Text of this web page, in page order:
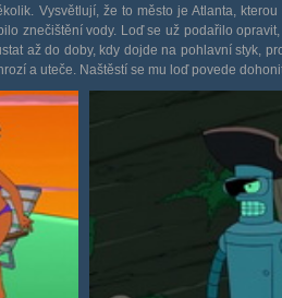
Vysvětlují, že to město je Atlanta,
znečištění vody. Loď se už podařilo
až do doby, kdy dojde na pohlavní styk,
a uteče. Naštěstí se mu loď povede